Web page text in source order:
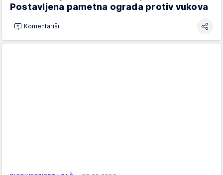
Postavljena pametna ograda protiv vukova
Komentariši